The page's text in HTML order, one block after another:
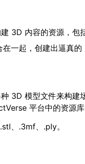
3D 内容的资源，包
一起，创建出逼真
3D 模型文件来构建
平台中的资源库
、.3mf、.ply。